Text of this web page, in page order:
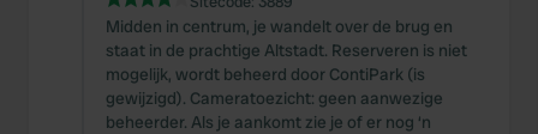
Midden in centrum, je wandelt over de brug en
staat in de prachtige Altstadt. Reserveren is niet
mogelijk, wordt beheerd door ContiPark (is
gewijzigd). Cameratoezicht: geen aanwezige
beheerder. Als je aankomt zie je of er nog ‘n